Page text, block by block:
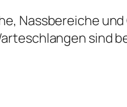
Nassbereiche
sind